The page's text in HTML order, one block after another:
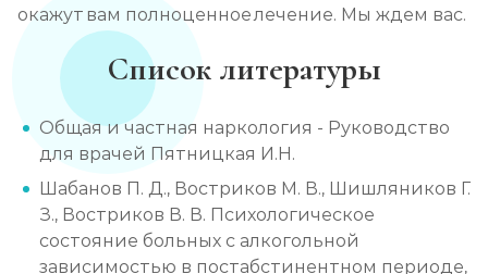
окажут вам полноценное лечение. Мы ждем вас.
Список литературы
Общая и частная наркология - Руководство
для врачей Пятницкая И.Н.
Шабанов П. Д., Востриков М. В., Шишляников Г.
З., Востриков В. В. Психологическое
состояние больных с алкогольной
зависимостью в постабстинентном периоде,